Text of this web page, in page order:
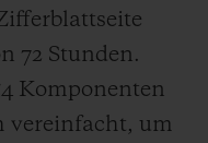
72 Stunden.
Komponenten
vereinfacht, um